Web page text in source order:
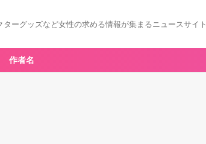
ターグッズなど女性の求める情報が集まるニュースサイト
作者名